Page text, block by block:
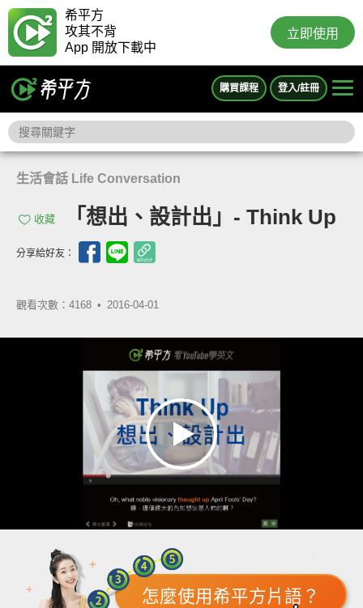
希平方
攻其不背
App 開放下載中
立即使用
購買課程 登入/註冊
生活會話 Life Conversation
收藏 「想出、設計出」- Think Up
分享給好友：
觀看次數：4168 • 2016-04-01
怎麼使用希平方片語？